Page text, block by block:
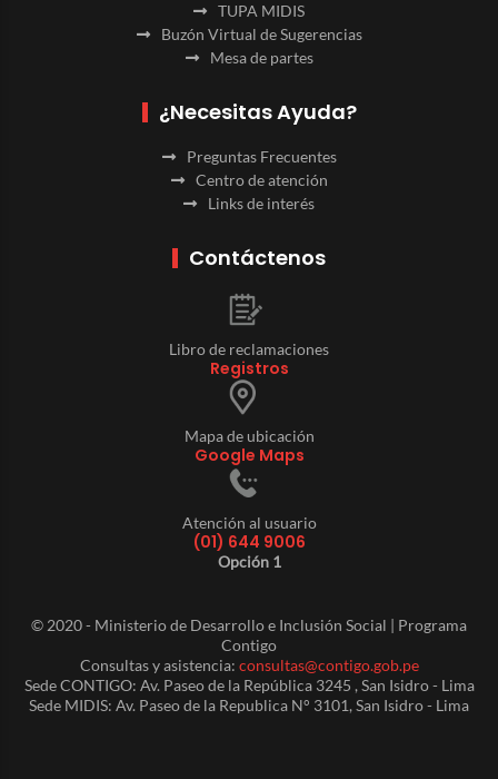
TUPA MIDIS
Buzón Virtual de Sugerencias
Mesa de partes
¿Necesitas Ayuda?
Preguntas Frecuentes
Centro de atención
Links de interés
Contáctenos
Libro de reclamaciones
Registros
Mapa de ubicación
Google Maps
Atención al usuario
(01) 644 9006
Opción 1
© 2020 - Ministerio de Desarrollo e Inclusión Social | Programa
Contigo
Consultas y asistencia: consultas@contigo.gob.pe
Sede CONTIGO: Av. Paseo de la República 3245 , San Isidro - Lima
Sede MIDIS: Av. Paseo de la Republica N° 3101, San Isidro - Lima